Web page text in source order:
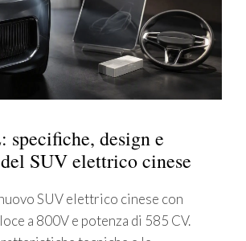
specifiche, design e
SUV elettrico cinese
SUV elettrico cinese con
a 800V e potenza di 585 CV.